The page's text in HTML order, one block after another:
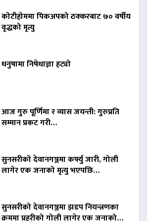
कोटीहोममा पिकअपको ठक्करबाट ७० वर्षीय
वृद्धको मृत्यु
धनुषामा निषेधाज्ञा हट्यो
आज गुरु पूर्णिमा र व्यास जयन्ती: गुरुप्रति
सम्मान प्रकट गरी…
सुनसरीको देवानगञ्जमा कर्फ्यु जारी, गोली
लागेर एक जनाको मृत्यु भएपछि…
सुनसरीको देवानगञ्जमा झडप नियन्त्रणका
क्रममा प्रहरीको गोली लागेर एक जनाको…